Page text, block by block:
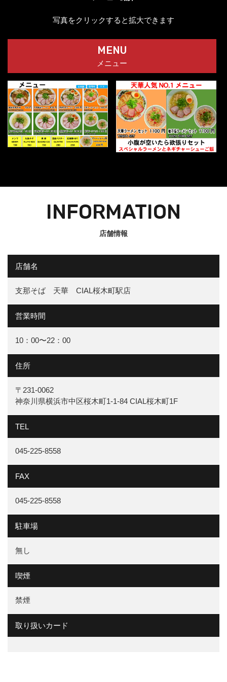
写真をクリックすると拡大できます
MENU
メニュー
INFORMATION
店舗情報
店舗名
支那そば 天華 CIAL桜木町駅店
営業時間
10：00〜22：00
住所
〒231-0062
神奈川県横浜市中区桜木町1-1-84 CIAL桜木町1F
TEL
045-225-8558
FAX
045-225-8558
駐車場
無し
喫煙
禁煙
取り扱いカード